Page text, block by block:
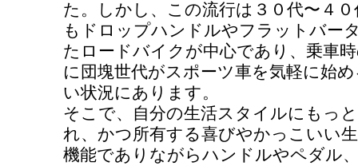
た。しかし、この流行は３０代〜４
もドロップハンドルやフラットバー
たロードバイクが中心であり、乗車
に団塊世代がスポーツ車を気軽に始
い状況にあります。
そこで、自分の生活スタイルにもっ
れ、かつ所有する喜びやかっこいい
機能でありながらハンドルやペダル